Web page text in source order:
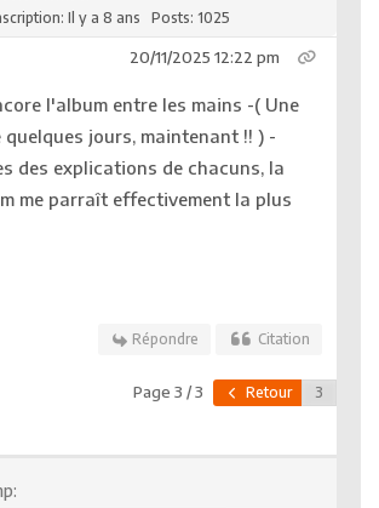
Il y a 8 ans
Posts: 1025
20/11/2025 12:22 pm
l'album entre les mains -( Une
jours, maintenant !! ) -
des explications de chacuns, la
me parraît effectivement la plus
Répondre Citation
Page 3 / 3 Retour